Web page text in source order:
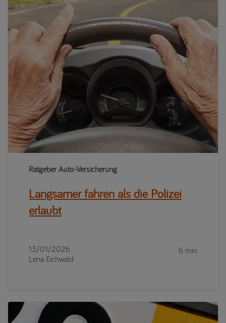
Ratgeber Auto-Versicherung
Langsamer fahren als die Polizei
erlaubt
13/01/2026
Lena Eichwald
6 min